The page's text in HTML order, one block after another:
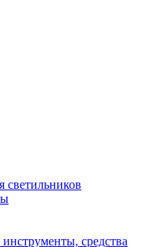
средства